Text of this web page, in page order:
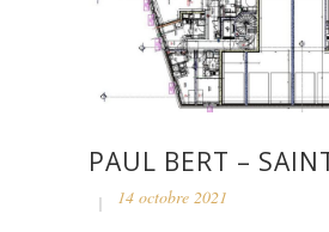
PAUL BERT –
14 octobre 2021